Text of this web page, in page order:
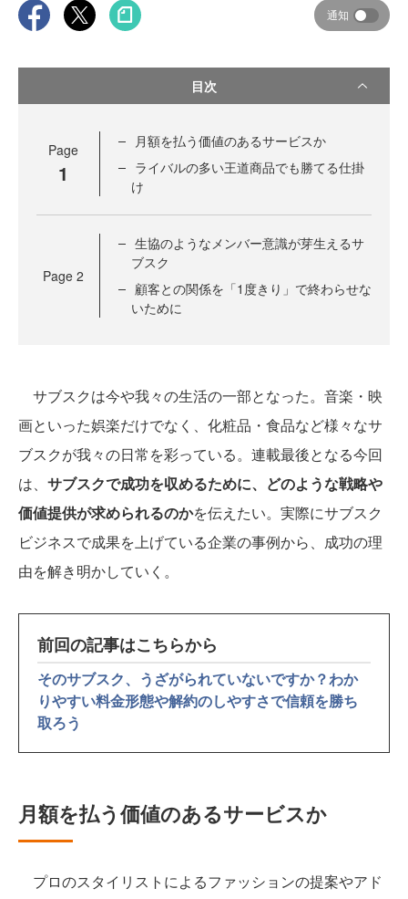
通知
目次
Page
1
月額を払う価値のあるサービスか
ライバルの多い王道商品でも勝てる仕掛
け
Page 2
生協のようなメンバー意識が芽生えるサ
ブスク
顧客との関係を「1度きり」で終わらせな
いために
サブスクは今や我々の生活の一部となった。音楽・映
画といった娯楽だけでなく、化粧品・食品など様々なサ
ブスクが我々の日常を彩っている。連載最後となる今回
は、 サブスクで成功を収めるために、どのような戦略や
価値提供が求められるのかを伝えたい。実際にサブスク
ビジネスで成果を上げている企業の事例から、成功の理
由を解き明かしていく。
前回の記事はこちらから
そのサブスク、うざがられていないですか？わか
りやすい料金形態や解約のしやすさで信頼を勝ち
取ろう
月額を払う価値のあるサービスか
プロのスタイリストによるファッションの提案やアド